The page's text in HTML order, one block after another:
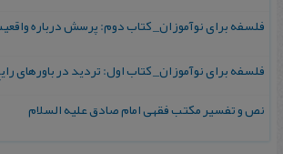
فلسفه برای نوآموزان_ کتاب دوم: پرسش درباره
فلسفه برای نوآموزان_ کتاب اول: تردید در باورهای
نص و تفسیر مکتب فقهی امام صادق علیه السلام